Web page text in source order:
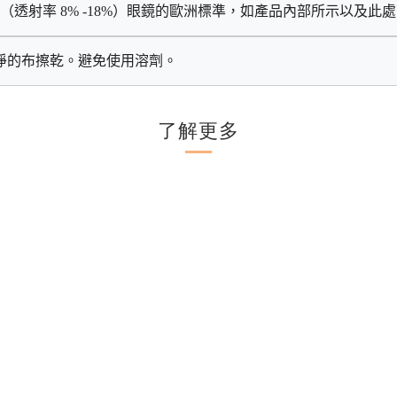
（透射率 8% -18%）眼鏡的歐洲標準，如產品內部所示以及此
布擦乾。避免使用溶劑。
了解更多